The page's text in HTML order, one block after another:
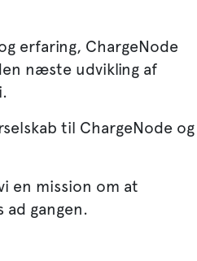
erfaring, ChargeNode
næste udvikling af
til ChargeNode og
en mission om at
gangen.